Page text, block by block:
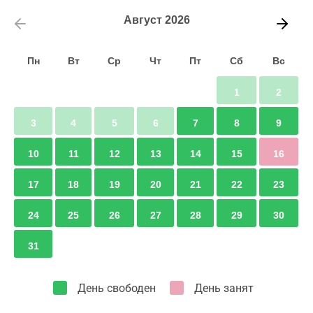
Август 2026
Пн Вт Ср Чт Пт Сб Вс
1 2
3 4 5 6 7 8 9
10 11 12 13 14 15 16
17 18 19 20 21 22 23
24 25 26 27 28 29 30
31
День свободен День занят